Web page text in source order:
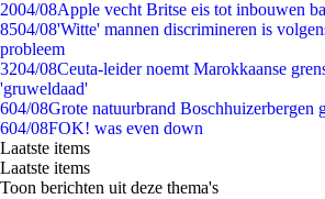
2004/08Apple vecht Britse eis tot inbouwen
8504/08'Witte' mannen discrimineren is
probleem
3204/08Ceuta-leider noemt Marokkaanse
'gruweldaad'
604/08Grote natuurbrand Boschhuizerbergen
604/08FOK! was even down
Laatste items
Laatste items
Toon berichten uit deze thema's